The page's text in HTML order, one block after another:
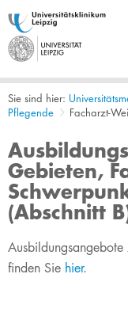
Sie sind hier:
Pflegende
Facharzt-
Gebieten,
(Abschnitt
finden Sie hier​.